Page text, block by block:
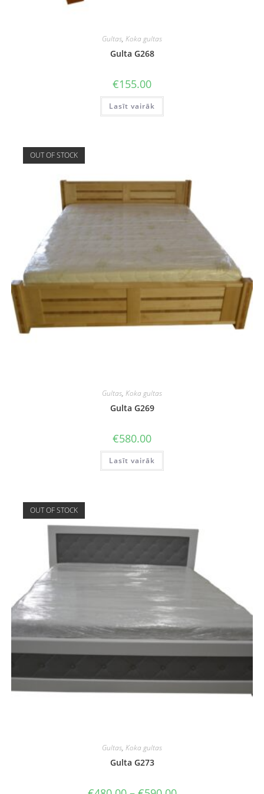
Gultas, Koka gultas
Gulta G268
€155.00
Lasīt vairāk
OUT OF STOCK
Gultas, Koka gultas
Gulta G269
€580.00
Lasīt vairāk
OUT OF STOCK
Gultas, Koka gultas
Gulta G273
Price